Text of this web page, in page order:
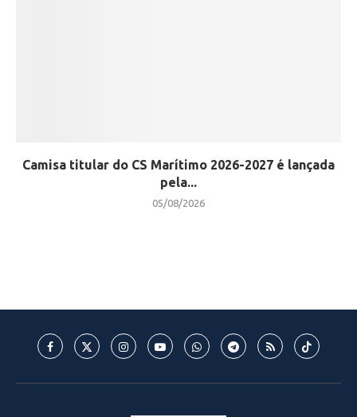
Camisa titular do CS Marítimo 2026-2027 é lançada
pela...
05/08/2026